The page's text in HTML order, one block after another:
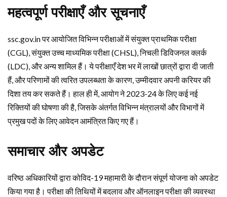
महत्वपूर्ण परीक्षाएँ और सूचनाएँ
ssc.gov.in पर आयोजित विभिन्न परीक्षाओं में संयुक्त प्राथमिक परीक्षा
(CGL), संयुक्त उच्च माध्यमिक परीक्षा (CHSL), निचली डिविजनल क्लर्क
(LDC), और अन्य शामिल हैं। ये परीक्षाएँ देश भर में लाखों छात्रों द्वारा दी जाती
हैं, और परिणामों की त्वरित उपलब्धता के कारण, उम्मीदवार अपनी करियर की
दिशा तय कर सकते हैं। हाल ही में, आयोग ने 2023-24 के लिए कई नई
रिक्तियों की घोषणा की है, जिसके अंतर्गत विभिन्न मंत्रालयों और विभागों में
प्रमुख पदों के लिए आवेदन आमंत्रित किए गए हैं।
समाचार और अपडेट
वरिष्ठ अधिकारियों द्वारा कोविद-19 महामारी के दौरान संपूर्ण योजना को अपडेट
किया गया है। परीक्षा की तिथियों में बदलाव और ऑनलाइन परीक्षा की व्यवस्था